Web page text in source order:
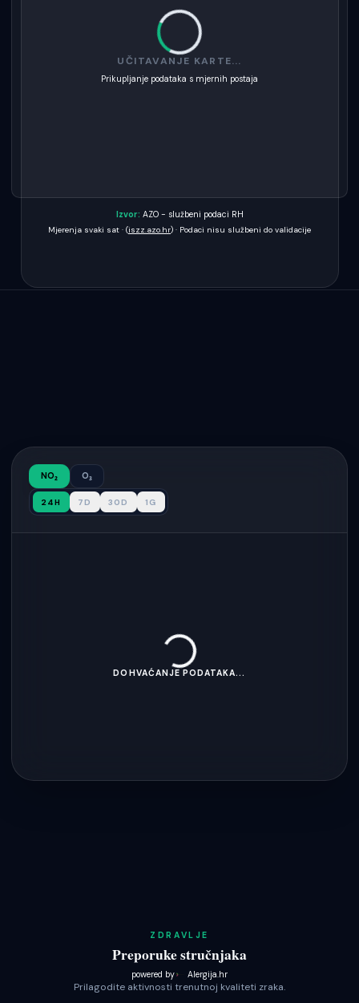
UČITAVANJE KARTE...
Prikupljanje podataka s mjernih postaja
Izvor: AZO - službeni podaci RH
Mjerenja svaki sat · (iszz.azo.hr) · Podaci nisu službeni do validacije
NO₂ O₃
24H 7D 30D 1G
DOHVAĆANJE PODATAKA...
ZDRAVLJE
Preporuke stručnjaka
powered by Alergija.hr
Prilagodite aktivnosti trenutnoj kvaliteti zraka.